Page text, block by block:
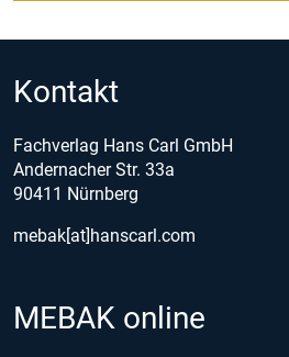
Kontakt
Fachverlag Hans Carl GmbH
Andernacher Str. 33a
90411 Nürnberg
mebak[at]hanscarl.com
MEBAK online